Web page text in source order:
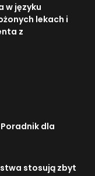
w języku
lekach i
z
dla
stosują zbyt